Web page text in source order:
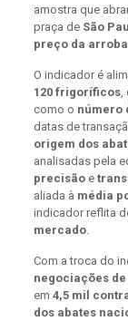
amostra que
praça de São
preço da
O indicador é
120 frigoríficos,
como o número
datas de
origem dos
analisadas pela
precisãoe
aliada à média
indicador reflita
mercado.
Com a troca do
negociações
em 4,5 mil
dos abates